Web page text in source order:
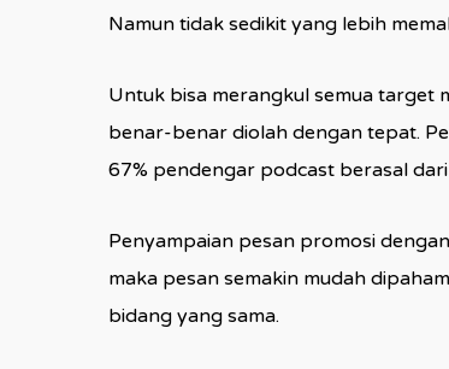
Namun tidak sedikit yang lebih
Untuk bisa merangkul semua target
benar-benar diolah dengan tepat.
67% pendengar podcast berasal
Penyampaian pesan promosi
maka pesan semakin mudah
bidang yang sama.